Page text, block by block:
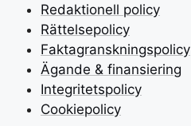
Redaktionell policy
Rättelsepolicy
Faktagranskningspolicy
Ägande & finansiering
Integritetspolicy
Cookiepolicy